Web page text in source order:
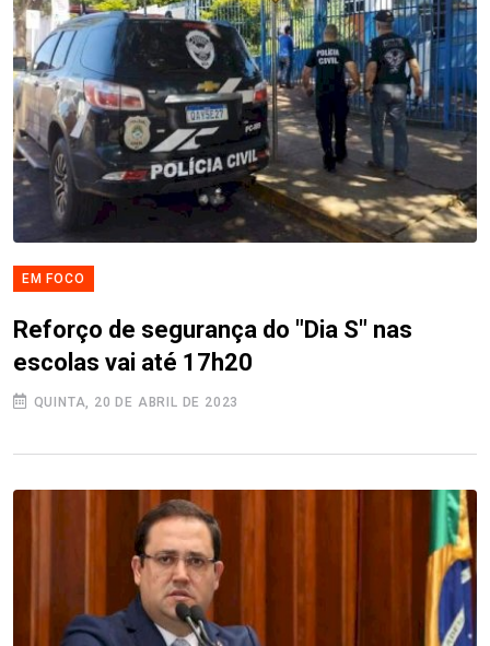
EM FOCO
Reforço de segurança do "Dia S" nas
escolas vai até 17h20
QUINTA, 20 DE ABRIL DE 2023